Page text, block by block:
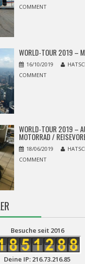
COMMENT
WORLD-TOUR 2019 –
16/10/2019
COMMENT
WORLD-TOUR 2019 –
MOTORRAD /
18/06/2019
COMMENT
Besuche seit 2016
Deine IP: 216.73.216.85